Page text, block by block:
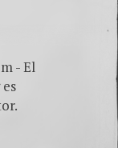
- El